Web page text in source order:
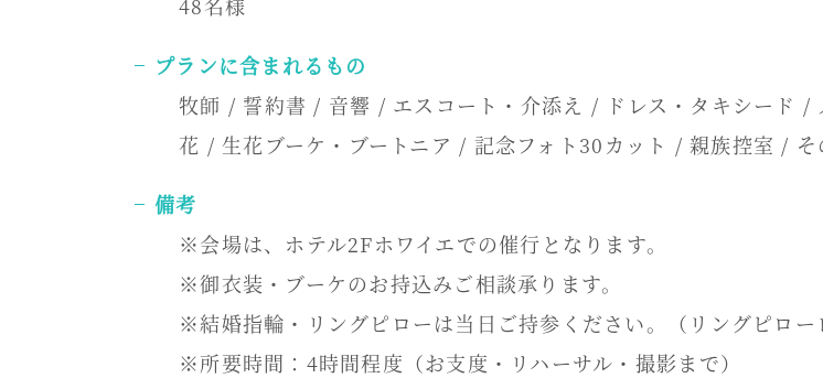
プランに含まれるもの
牧師 / 誓約書 / 音響 / エスコート・介添え / ドレス・タキシード /
花 / 生花ブーケ・ブートニア / 記念フォト30カット / 親族控室 / そ
備考
※会場は、ホテル2Fホワイエでの催行となります。
※御衣装・ブーケのお持込みご相談承ります。
※結婚指輪・リングピローは当日ご持参ください。（リングピロー
※所要時間：4時間程度（お支度・リハーサル・撮影まで）